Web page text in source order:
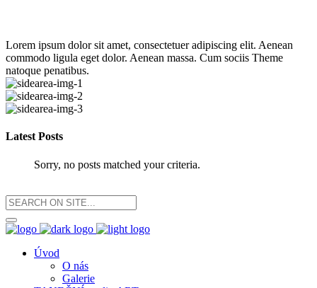
Lorem ipsum dolor sit amet, consectetuer adipiscing elit. Aenean
commodo ligula eget dolor. Aenean massa. Cum sociis Theme
natoque penatibus.
Latest Posts
Sorry, no posts matched your criteria.
Úvod
O nás
Galerie